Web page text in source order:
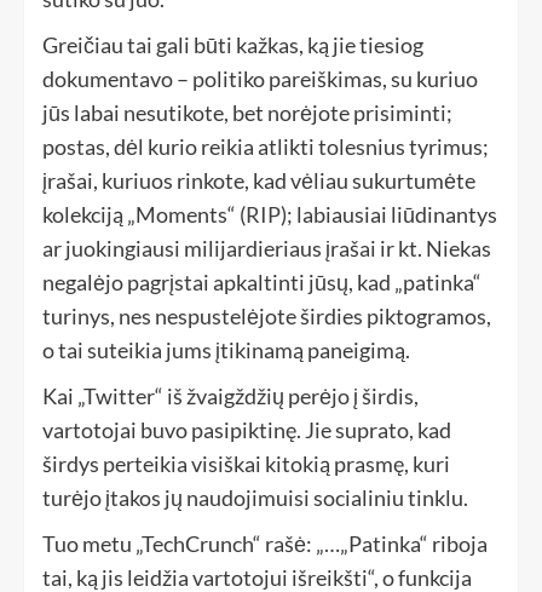
Greičiau tai gali būti kažkas, ką jie tiesiog
dokumentavo – politiko pareiškimas, su kuriuo
jūs labai nesutikote, bet norėjote prisiminti;
postas, dėl kurio reikia atlikti tolesnius tyrimus;
įrašai, kuriuos rinkote, kad vėliau sukurtumėte
kolekciją „Moments“ (RIP); labiausiai liūdinantys
ar juokingiausi milijardieriaus įrašai ir kt. Niekas
negalėjo pagrįstai apkaltinti jūsų, kad „patinka“
turinys, nes nespustelėjote širdies piktogramos,
o tai suteikia jums įtikinamą paneigimą.
Kai „Twitter“ iš žvaigždžių perėjo į širdis,
vartotojai buvo pasipiktinę. Jie suprato, kad
širdys perteikia visiškai kitokią prasmę, kuri
turėjo įtakos jų naudojimuisi socialiniu tinklu.
Tuo metu „TechCrunch“ rašė: „…„Patinka“ riboja
tai, ką jis leidžia vartotojui išreikšti“, o funkcija